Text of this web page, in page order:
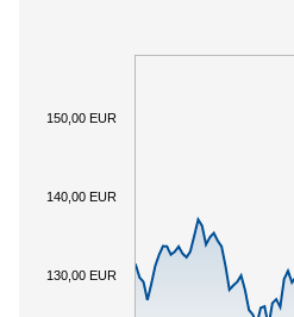
130,00 EUR
140,00 EUR
150,00 EUR